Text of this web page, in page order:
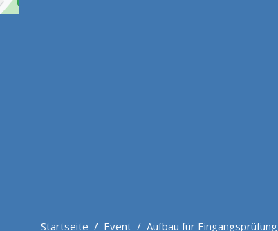
Startseite / Event / Aufbau für Eingangsprüfung